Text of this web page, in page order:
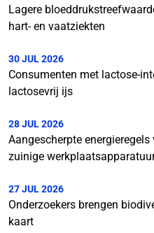
Lagere
hart- en vaatziekten
30 JUL 2026
Consumenten met lactose-
lactosevrij ijs
28 JUL 2026
Aangescherpte
zuinige
27 JUL 2026
Onderzoekers brengen
kaart